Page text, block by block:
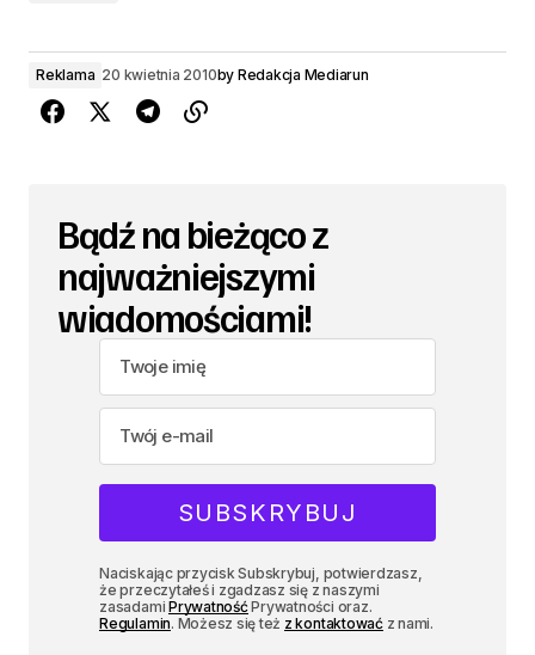
Reklama 20 kwietnia 2010by Redakcja Mediarun
Bądź na bieżąco z
najważniejszymi
wiadomościami!
Naciskając przycisk Subskrybuj, potwierdzasz,
że przeczytałeś i zgadzasz się z naszymi
zasadamiPrywatnośćPrywatności oraz.
Regulamin. Możesz się też z kontaktowaćz nami.